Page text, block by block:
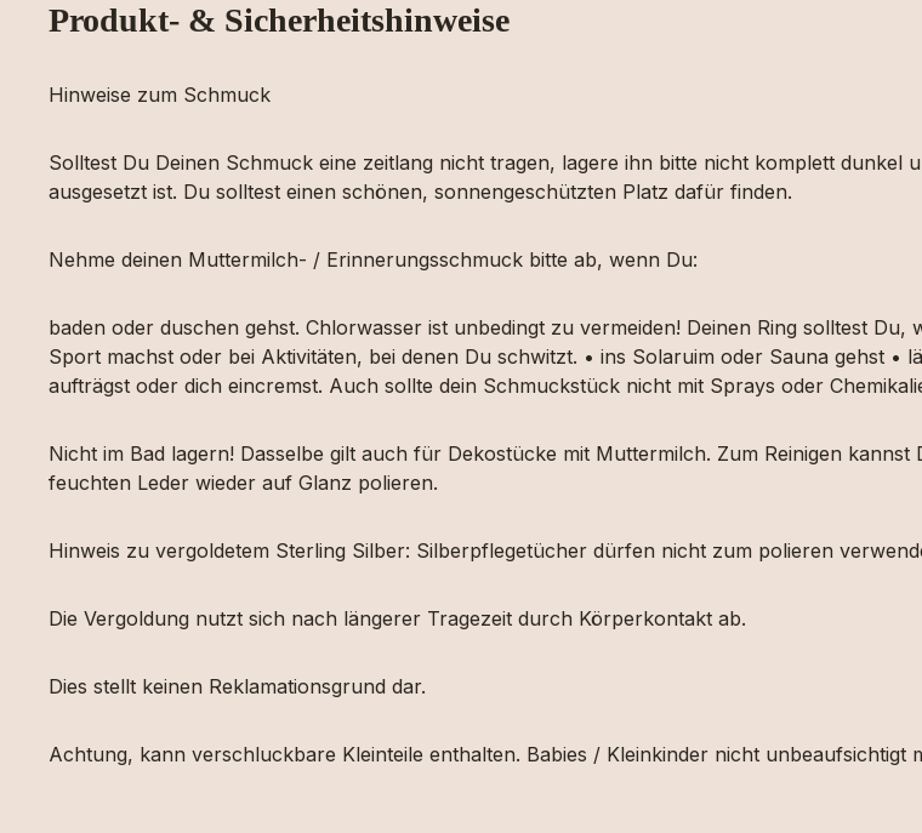
Produkt- & Sicherheitshinweise
Hinweise zum Schmuck
Solltest Du Deinen Schmuck eine zeitlang nicht tragen, lagere ihn bitte nicht komplett
ausgesetzt ist. Du solltest einen schönen, sonnengeschützten Platz dafür finden.
Nehme deinen Muttermilch- / Erinnerungsschmuck bitte ab, wenn Du:
baden oder duschen gehst. Chlorwasser ist unbedingt zu vermeiden! Deinen Ring solltest
Sport machst oder bei Aktivitäten, bei denen Du schwitzt. • ins Solaruim oder Sauna gehst •
aufträgst oder dich eincremst. Auch sollte dein Schmuckstück nicht mit Sprays oder
Nicht im Bad lagern! Dasselbe gilt auch für Dekostücke mit Muttermilch. Zum Reinigen
feuchten Leder wieder auf Glanz polieren.
Hinweis zu vergoldetem Sterling Silber: Silberpflegetücher dürfen nicht zum polieren
Die Vergoldung nutzt sich nach längerer Tragezeit durch Körperkontakt ab.
Dies stellt keinen Reklamationsgrund dar.
Achtung, kann verschluckbare Kleinteile enthalten. Babies / Kleinkinder nicht unbeaufsichtigt